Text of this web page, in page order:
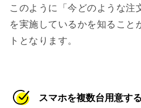
このように「今どのような注
を実施しているかを知ること
トとなります。
スマホを複数台用意する